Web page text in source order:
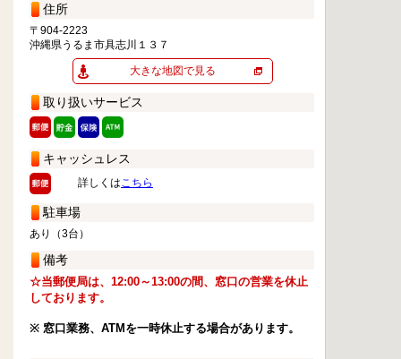
住所
〒904-2223
沖縄県うるま市具志川１３７
大きな地図で見る
取り扱いサービス
キャッシュレス
詳しくはこちら
駐車場
あり（3台）
備考
☆当郵便局は、12:00～13:00の間、窓口の営業を休止
しております。
※ 窓口業務、ATMを一時休止する場合があります。